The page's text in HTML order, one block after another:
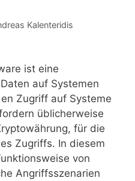
Kalenteridis
ist eine
auf Systemen
Zugriff auf Systeme
üblicherweise
für die
Zugriffs. In diesem
von
Angriffsszenarien